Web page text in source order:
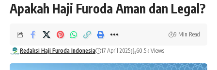
Apakah Haji Furoda Aman dan Legal?
Redaksi Haji Furoda Indonesia 17 April 2025 60.5k Views
9 Min Read